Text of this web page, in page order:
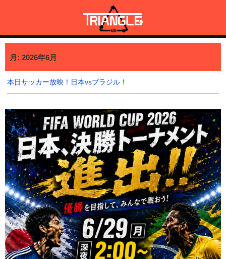
ン三宿・三軒茶屋で貸切BBQも可能なBAR TRIANGLE
三宿・三軒茶屋A5ランクの貸切BBQも可能なBAR TRIANGLE(バー・
月: 2026年6月
本日サッカー放映！日本vsブラジル！